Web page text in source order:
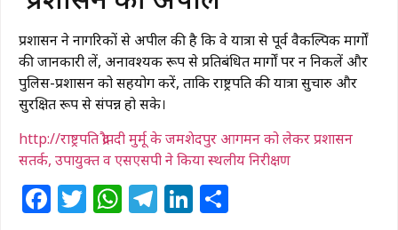
प्रशासन ने नागरिकों से अपील की है कि वे यात्रा से पूर्व वैकल्पिक मार्गों
की जानकारी लें, अनावश्यक रूप से प्रतिबंधित मार्गों पर न निकलें और
पुलिस-प्रशासन को सहयोग करें, ताकि राष्ट्रपति की यात्रा सुचारु और
सुरक्षित रूप से संपन्न हो सके।
http://राष्ट्रपति द्रौपदी मुर्मू के जमशेदपुर आगमन को लेकर प्रशासन
सतर्क, उपायुक्त व एसएसपी ने किया स्थलीय निरीक्षण
Facebook
Twitter
WhatsApp
Telegram
LinkedIn